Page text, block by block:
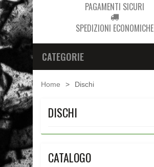
PAGAMENTI SICURI
SPEDIZIONI ECONOMICHE
CATEGORIE
Home > Dischi
DISCHI
CATALOGO